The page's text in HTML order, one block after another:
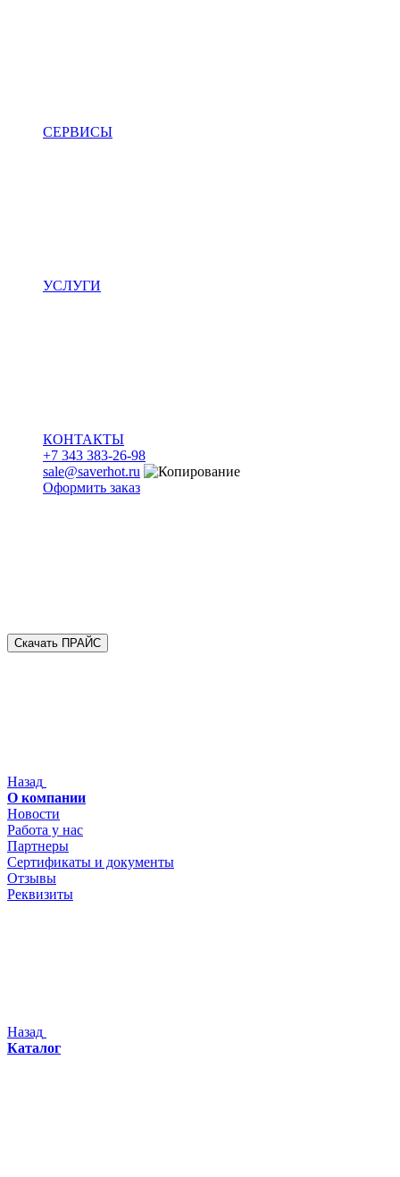
СЕРВИСЫ
УСЛУГИ
КОНТАКТЫ
+7 343 383-26-98
sale@saverhot.ru
Оформить заказ
Скачать ПРАЙС
Назад
О компании
Новости
Работа у нас
Партнеры
Сертификаты и документы
Отзывы
Реквизиты
Назад
Каталог